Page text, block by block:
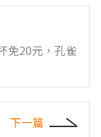
免20元，孔雀
下一篇